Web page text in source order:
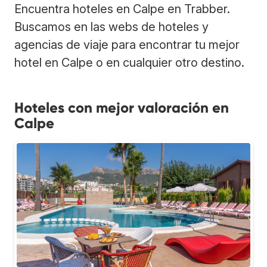
Encuentra hoteles en Calpe en Trabber.
Buscamos en las webs de hoteles y
agencias de viaje para encontrar tu mejor
hotel en Calpe o en cualquier otro destino.
Hoteles con mejor valoración en
Calpe